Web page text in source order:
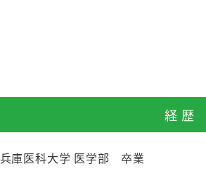
経歴
兵庫医科大学 医学部 卒業